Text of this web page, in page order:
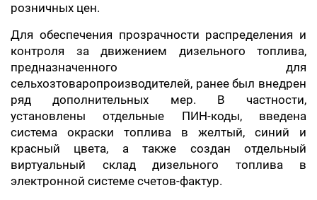
розничных цен.
Для обеспечения прозрачности распределения и
контроля за движением дизельного топлива,
предназначенного для
сельхозтоваропроизводителей, ранее был внедрен
ряд дополнительных мер. В частности,
установлены отдельные ПИН-коды, введена
система окраски топлива в желтый, синий и
красный цвета, а также создан отдельный
виртуальный склад дизельного топлива в
электронной системе счетов-фактур.